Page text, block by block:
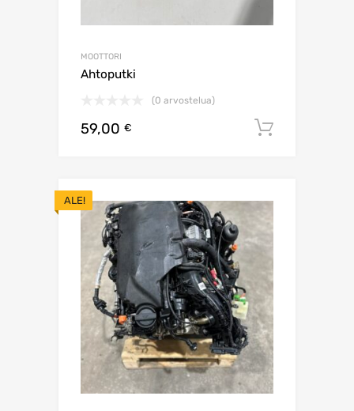
MOOTTORI
Ahtoputki
(0 arvostelua)
59,00 €
ALE!